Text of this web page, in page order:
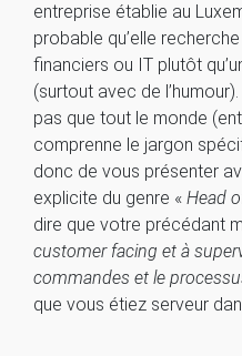
entreprise établie au
probable qu’elle
financiers ou IT plutôt
(surtout avec de
pas que tout le monde
comprenne le jargon
donc de vous présenter
explicite du genre « Head
dire que votre précédant
customer facing et à
commandes et le
que vous étiez serveur